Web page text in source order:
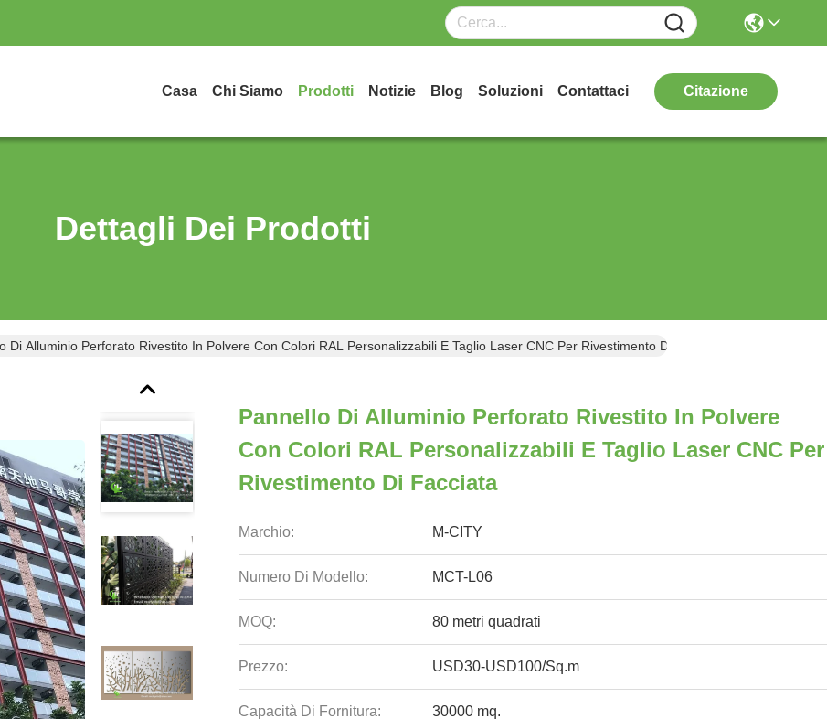
Casa Chi Siamo Prodotti Notizie Blog Soluzioni Contattaci Citazione
Dettagli Dei Prodotti
Di Alluminio Perforato Rivestito In Polvere Con Colori RAL Personalizzabili E Taglio Laser CNC Per Rivestimento Di Facciata
Pannello Di Alluminio Perforato Rivestito In Polvere
Con Colori RAL Personalizzabili E Taglio Laser CNC Per
Rivestimento Di Facciata
Marchio: M-CITY
Numero Di Modello: MCT-L06
MOQ: 80 metri quadrati
Prezzo: USD30-USD100/Sq.m
Capacità Di Fornitura: 30000 mq.